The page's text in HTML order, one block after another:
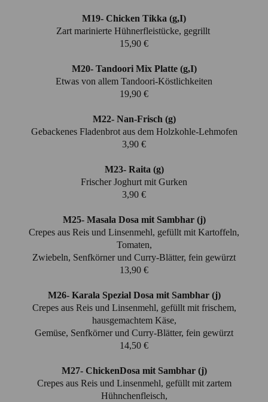
M19- Chicken Tikka (g,I)
Zart marinierte Hühnerfleistücke, gegrillt
15,90 €
M20- Tandoori Mix Platte (g,I)
Etwas von allem Tandoori-Köstlichkeiten
19,90 €
M22- Nan-Frisch (g)
Gebackenes Fladenbrot aus dem Holzkohle-Lehmofen
3,90 €
M23- Raita (g)
Frischer Joghurt mit Gurken
3,90 €
M25- Masala Dosa mit Sambhar (j)
Crepes aus Reis und Linsenmehl, gefüllt mit Kartoffeln,
Tomaten,
Zwiebeln, Senfkörner und Curry-Blätter, fein gewürzt
13,90 €
M26- Karala Spezial Dosa mit Sambhar (j)
Crepes aus Reis und Linsenmehl, gefüllt mit frischem,
hausgemachtem Käse,
Gemüse, Senfkörner und Curry-Blätter, fein gewürzt
14,50 €
M27- ChickenDosa mit Sambhar (j)
Crepes aus Reis und Linsenmehl, gefüllt mit zartem
Hühnchenfleisch,